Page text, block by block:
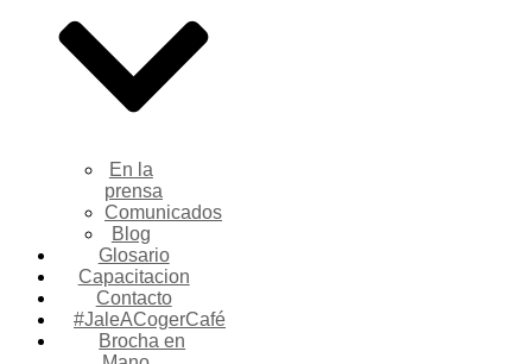
En la
prensa
Comunicados
Blog
Glosario
Capacitacion
Contacto
#JaleACogerCafé
Brocha en